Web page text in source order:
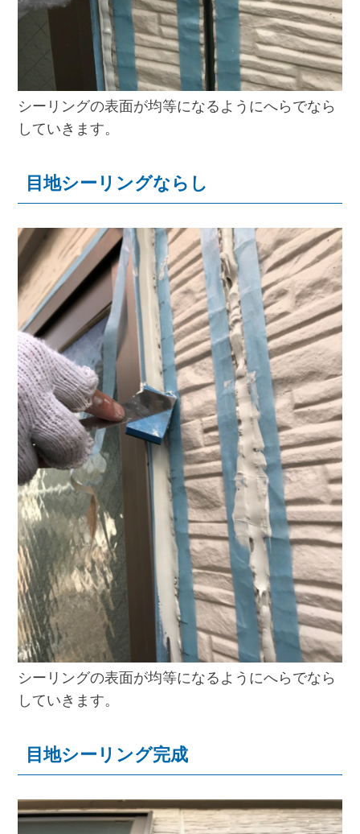
シーリングの表面が均等になるようにへらでなら
していきます。
目地シーリングならし
シーリングの表面が均等になるようにへらでなら
していきます。
目地シーリング完成